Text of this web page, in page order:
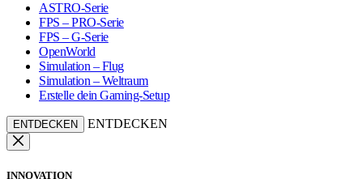
ASTRO-Serie
FPS – PRO-Serie
FPS – G-Serie
OpenWorld
Simulation – Flug
Simulation – Weltraum
Erstelle dein Gaming-Setup
ENTDECKEN ENTDECKEN
INNOVATION